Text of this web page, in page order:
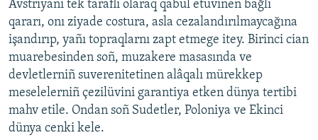
Avstriyanı tek taraflı olaraq qabul etüvinen bağlı
qararı, onı ziyade costura, asla cezalandırılmaycağına
işandırıp, yañı topraqlarnı zapt etmege itey. Birinci cian
muarebesinden soñ, muzakere masasında ve
devletlerniñ suverenitetinen alâqalı mürekkep
meselelerniñ çezilüvini garantiya etken dünya tertibi
mahv etile. Ondan soñ Sudetler, Poloniya ve Ekinci
dünya cenki kele.